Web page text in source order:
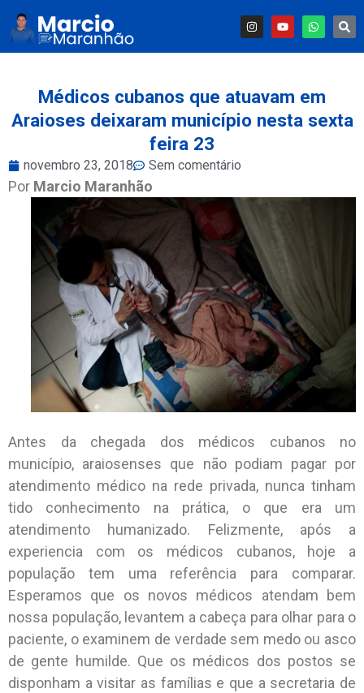
Médicos cubanos que atuavam em
Araioses deixaram município nesta sexta
feira 23
novembro 23, 2018 Sem comentário
Por Marcio Maranhão
Antes da chegada dos médicos cubanos no
município, araiosenses que não podiam pagar por
atendimento médico na rede privada, nunca tinham
tido conhecimento na prática, o que era um
atendimento humanizado. Felizmente, após a
experiencia com os médicos cubanos, hoje a
população tem uma referência para comparar.
Esperamos que os novos médicos atendam bem
nossa população, levantem a cabeça para olhar para o
paciente, o examinem de verdade sem medo ou asco
de gente humilde. Que os médicos dos postos se
disponham a visitar as famílias e que a secretaria de